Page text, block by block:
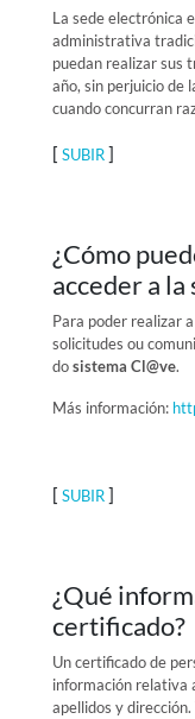
La sede electrónica
administrativa
puedan realizar sus
año, sin perjuicio de
cuando concurran
[ SUBIR]
¿Cómo
acceder a
Para poder realizar
solicitudes ou
dosistema Cl@ve.
Más información:
[ SUBIR]
¿Qué
certificado?
Un certificado de
información relativa
apellidos y